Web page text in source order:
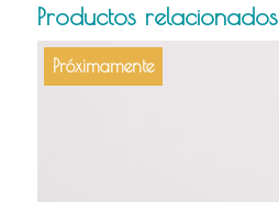
Productos relacionados
Próximamente